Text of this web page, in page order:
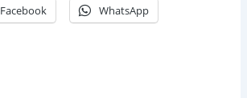
Facebook WhatsApp